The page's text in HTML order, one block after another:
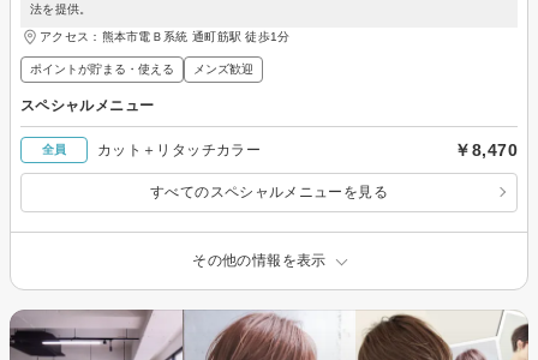
法を提供。
アクセス：熊本市電Ｂ系統 通町筋駅 徒歩1分
ポイントが貯まる・使える メンズ歓迎
スペシャルメニュー
全員 カット＋リタッチカラー ￥8,470
すべてのスペシャルメニューを見る
その他の情報を表示